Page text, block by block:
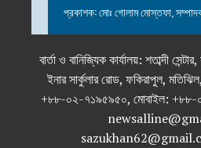
প্রকাশক: মোঃ গোলাম মোস্তফা,
বার্তা ও বানিজ্যিক কার্যালয়: শতাব্দী
ইনার সার্কুলার রোড, ফকিরাপুল,
+৮৮-০২-৭১৯৫৯৫০, মোবাইল: